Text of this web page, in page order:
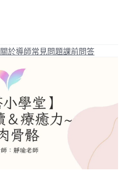
關於導師常見問題課前問答